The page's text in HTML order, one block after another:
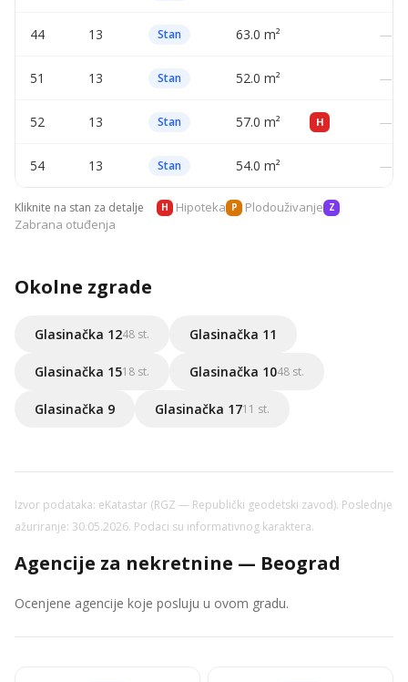
44 13 Stan 63.0 m² —
51 13 Stan 52.0 m² —
52 13 Stan 57.0 m² H —
54 13 Stan 54.0 m² —
Kliknite na stan za detalje H Hipoteka P Plodouživanje Z
Zabrana otuđenja
Okolne zgrade
Glasinačka 1248 st. Glasinačka 11
Glasinačka 1518 st. Glasinačka 1048 st.
Glasinačka 9 Glasinačka 1711 st.
Izvor podataka: eKatastar (RGZ — Republički geodetski zavod). Poslednje
ažuriranje: 30.05.2026. Podaci su informativnog karaktera.
Agencije za nekretnine — Beograd
Ocenjene agencije koje posluju u ovom gradu.